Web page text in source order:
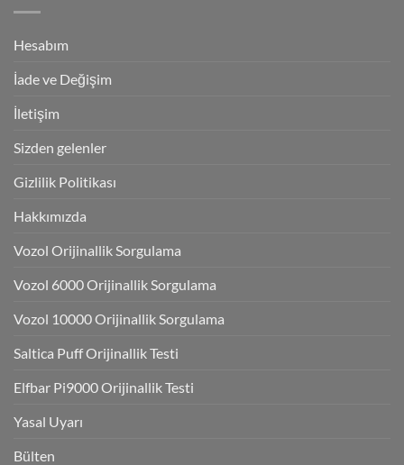
Hesabım
İade ve Değişim
İletişim
Sizden gelenler
Gizlilik Politikası
Hakkımızda
Vozol Orijinallik Sorgulama
Vozol 6000 Orijinallik Sorgulama
Vozol 10000 Orijinallik Sorgulama
Saltica Puff Orijinallik Testi
Elfbar Pi9000 Orijinallik Testi
Yasal Uyarı
Bülten